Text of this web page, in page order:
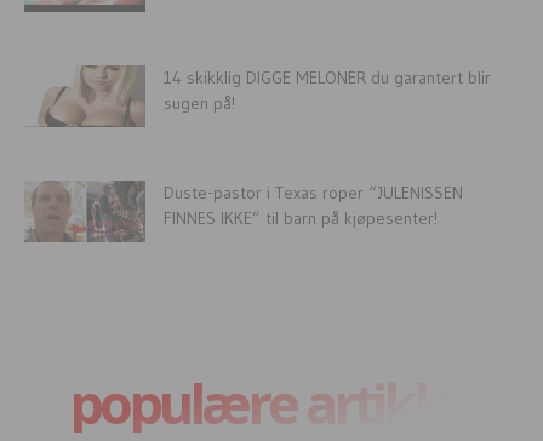
14 skikklig DIGGE MELONER du garantert blir
sugen på!
Duste-pastor i Texas roper “JULENISSEN
FINNES IKKE” til barn på kjøpesenter!
populære artikler